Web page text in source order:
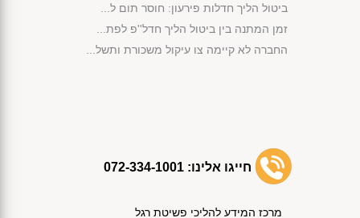
ביטול הליך חדלות פירעון: חוסר תום ל...
זמן המתנה בין ביטול הליך חדל''פ לפת...
החברה לא קיימה צו עיקול משכורת ותשל...
אישור הסדר הנושים לפי סעיף 87 לחוק ...
אי תשלום חוב מזונות הוביל לביטול הל...
חייגו אלינו: 072-334-1001
מרכז המידע להליכי פשיטת רגל